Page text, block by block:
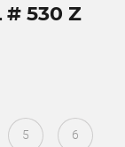
# 530 Z
5 6